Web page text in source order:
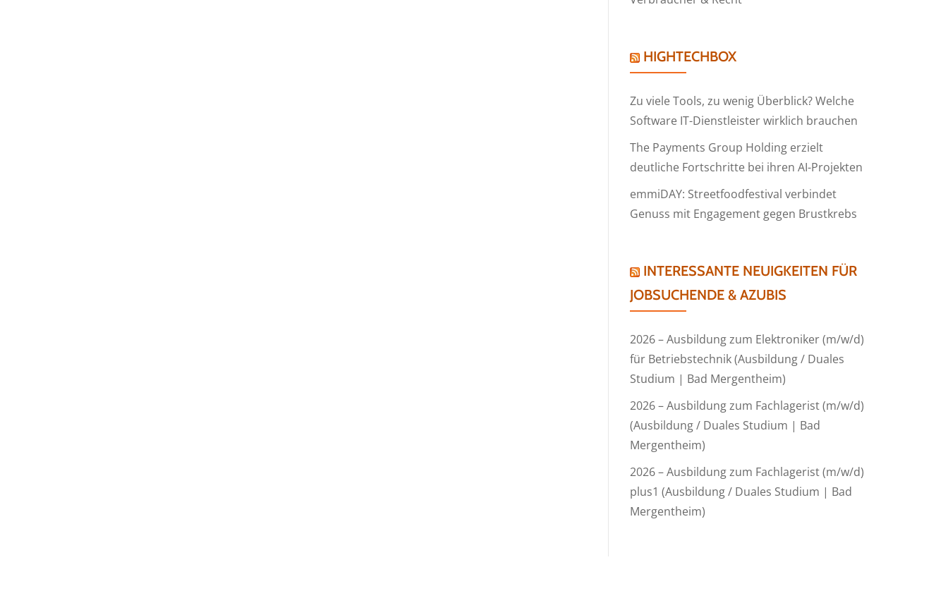
HIGHTECHBOX
Zu viele Tools, zu wenig Überblick? Welche
Software IT-Dienstleister wirklich brauchen
The Payments Group Holding erzielt
deutliche Fortschritte bei ihren AI-Projekten
emmiDAY: Streetfoodfestival verbindet
Genuss mit Engagement gegen Brustkrebs
INTERESSANTE NEUIGKEITEN FÜR
JOBSUCHENDE & AZUBIS
2026 – Ausbildung zum Elektroniker (m/w/d)
für Betriebstechnik (Ausbildung / Duales
Studium | Bad Mergentheim)
2026 – Ausbildung zum Fachlagerist (m/w/d)
(Ausbildung / Duales Studium | Bad
Mergentheim)
2026 – Ausbildung zum Fachlagerist (m/w/d)
plus1 (Ausbildung / Duales Studium | Bad
Mergentheim)